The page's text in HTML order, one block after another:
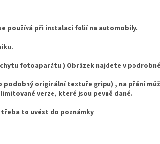
používá při instalaci folií na automobily.
fotoaparátu ) Obrázek najdete v
podobný originální textuře gripu) , na přání
verze, které jsou pevně dané.
to uvést do poznámky